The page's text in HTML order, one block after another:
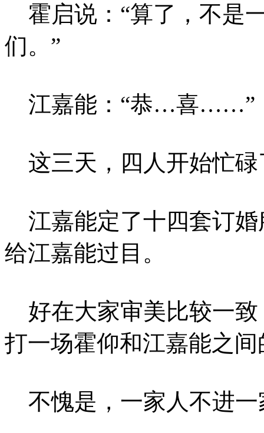
霍启说：“算了，不是
们。”
江嘉能：“恭…喜……”
这三天，四人开始忙碌
江嘉能定了十四套订婚
给江嘉能过目。
好在大家审美比较一致
打一场霍仰和江嘉能之
不愧是，一家人不进一